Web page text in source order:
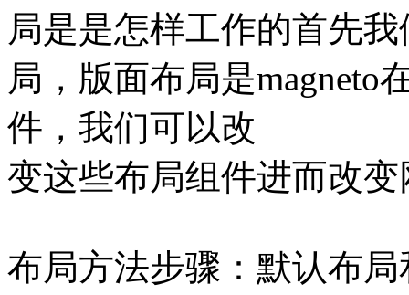
局是是怎样工作的首先
局，版面布局是magneto
件，我们可以改
变这些布局组件进而改
布局方法步骤：默认布